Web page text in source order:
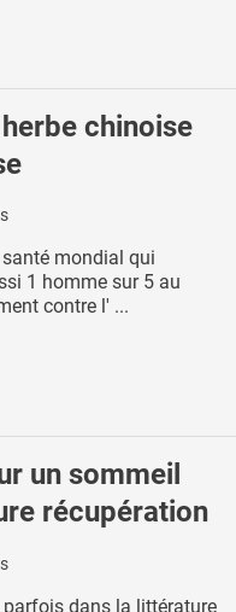
herbe chinoise
mondial qui
1 homme sur 5 au
contre l' ...
un sommeil
récupération
parfois dans la littérature